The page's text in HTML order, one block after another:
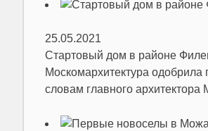
25.05.2021
Стартовый дом в районе
Москомархитектура
словам главного